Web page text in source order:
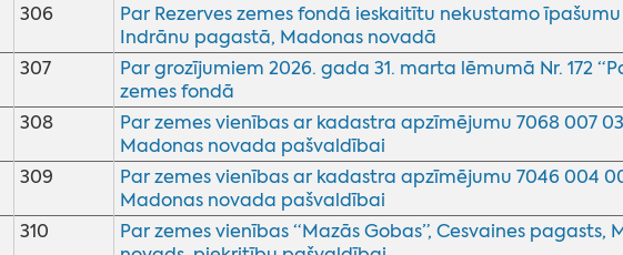
306
Par Rezerves zemes fondā ieskaitītu nekustamo īpašumu
Indrānu pagastā, Madonas novadā
307
Par grozījumiem 2026. gada 31. marta lēmumā Nr. 172
zemes fondā
308
Par zemes vienības ar kadastra apzīmējumu 7068 007
Madonas novada pašvaldībai
309
Par zemes vienības ar kadastra apzīmējumu 7046 004
Madonas novada pašvaldībai
310
Par zemes vienības “Mazās Gobas”, Cesvaines pagasts,